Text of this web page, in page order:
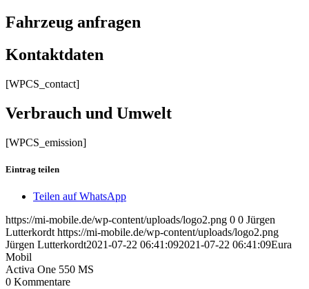
Fahrzeug anfragen
Kontaktdaten
[WPCS_contact]
Verbrauch und Umwelt
[WPCS_emission]
Eintrag teilen
Teilen auf WhatsApp
https://mi-mobile.de/wp-content/uploads/logo2.png 0 0 Jürgen
Lutterkordt https://mi-mobile.de/wp-content/uploads/logo2.png
Jürgen Lutterkordt2021-07-22 06:41:092021-07-22 06:41:09Eura
Mobil
Activa One 550 MS
0 Kommentare